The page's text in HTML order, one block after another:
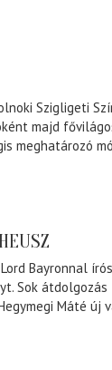
Szigligeti
majd
meghatározó
Bayronnal
Sok
Máté új